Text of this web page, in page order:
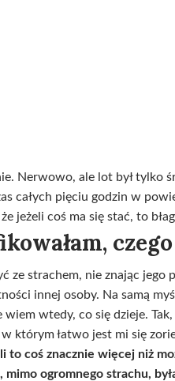
Nerwowo, ale lot był tylko
całych pięciu godzin w
że jeżeli coś ma się stać, to
ze strachem, nie znając jego
innej osoby. Na samą
wtedy, co się dzieje.
którym łatwo jest mi się
to coś znacznie więcej niż
mimo ogromnego strachu,